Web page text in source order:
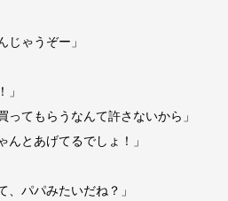
じゃうぞー」
てもらうなんて許さないから」
とあげてるでしょ！」
、パパみたいだね？」